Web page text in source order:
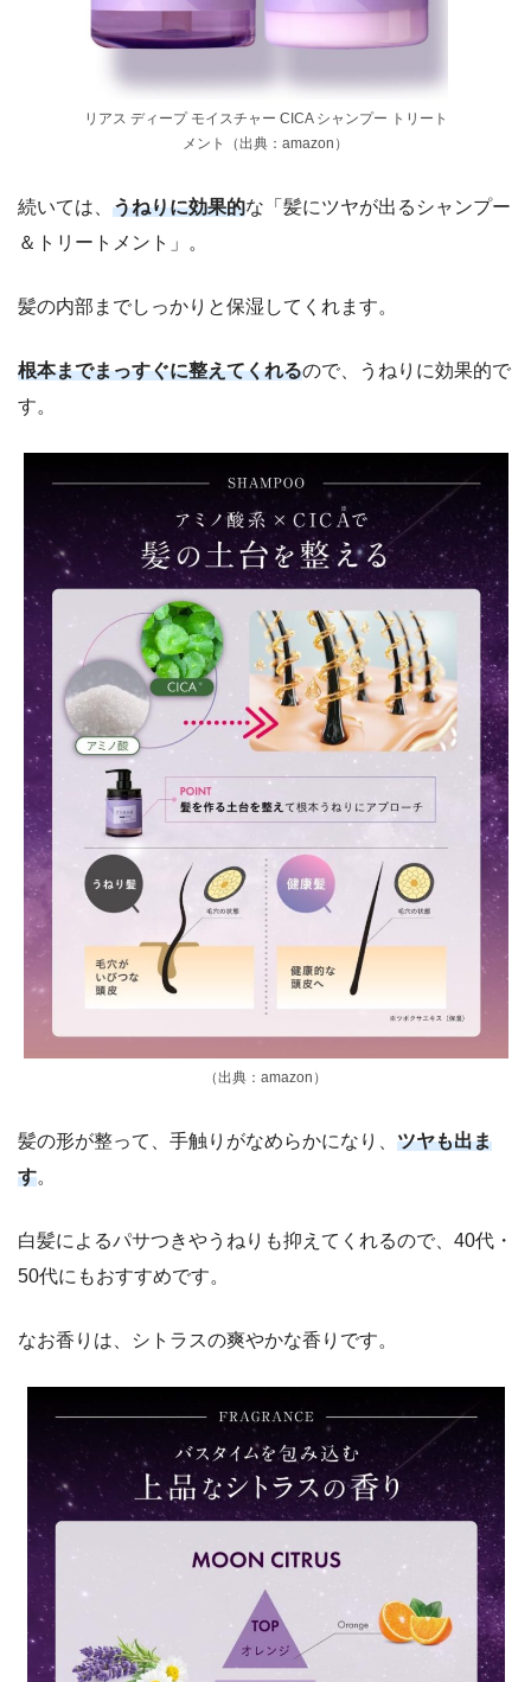
リアス ディープ モイスチャー CICA シャンプー トリート
メント（出典：amazon）
続いては、 うねりに効果的な「髪にツヤが出るシャンプー
＆トリートメント」。
髪の内部までしっかりと保湿してくれます。
根本までまっすぐに整えてくれるので、うねりに効果的で
す。
（出典：amazon）
髪の形が整って、手触りがなめらかになり、 ツヤも出ま
す。
白髪によるパサつきやうねりも抑えてくれるので、40代・
50代にもおすすめです。
なお香りは、シトラスの爽やかな香りです。